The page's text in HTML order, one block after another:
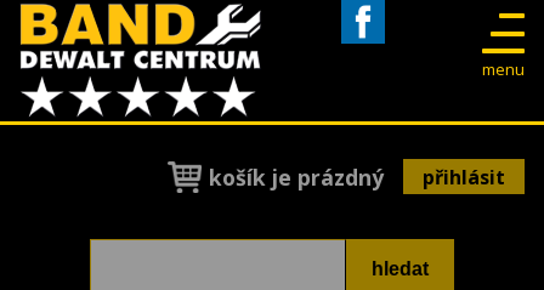
menu
košík je prázdný přihlásit